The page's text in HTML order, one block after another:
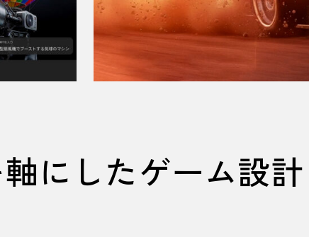
軸にしたゲーム設計